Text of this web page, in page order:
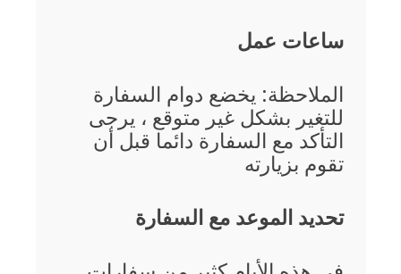
ساعات عمل
الملاحظة: يخضع دوام السفارة
للتغير بشكل غير متوقع ، يرجى
التأكد مع السفارة دائما قبل أن
تقوم بزيارته
تحديد الموعد مع السفارة